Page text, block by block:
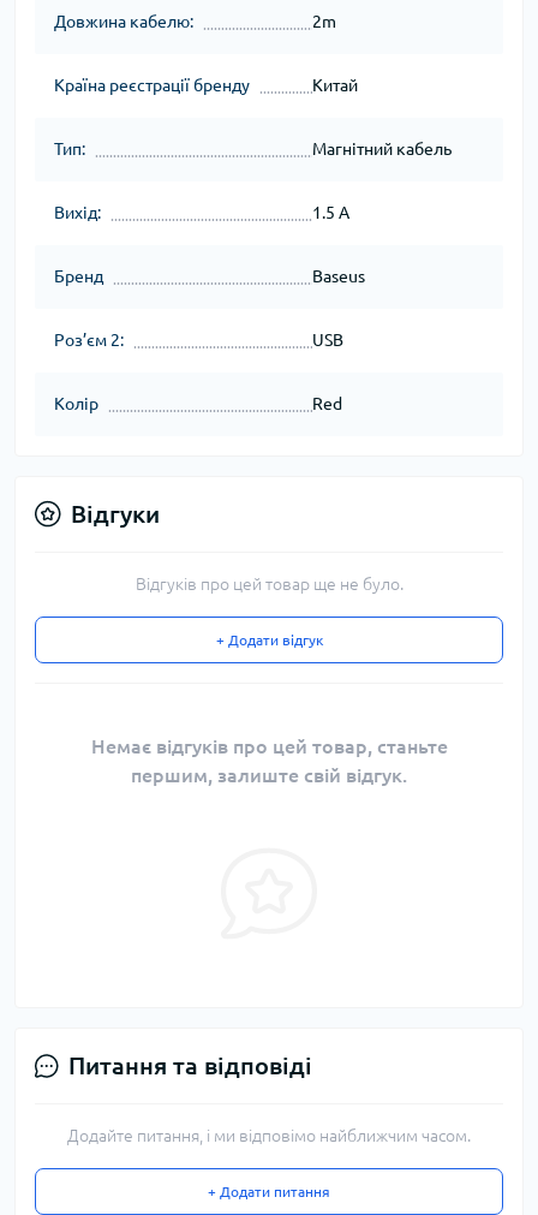
Довжина кабелю: 2m
Країна реєстрації бренду Китай
Тип: Магнітний кабель
Вихід: 1.5 A
Бренд Baseus
Роз’єм 2: USB
Колір Red
Відгуки
Відгуків про цей товар ще не було.
+ Додати відгук
Немає відгуків про цей товар, станьте
першим, залиште свій відгук.
Питання та відповіді
Додайте питання, і ми відповімо найближчим часом.
+ Додати питання